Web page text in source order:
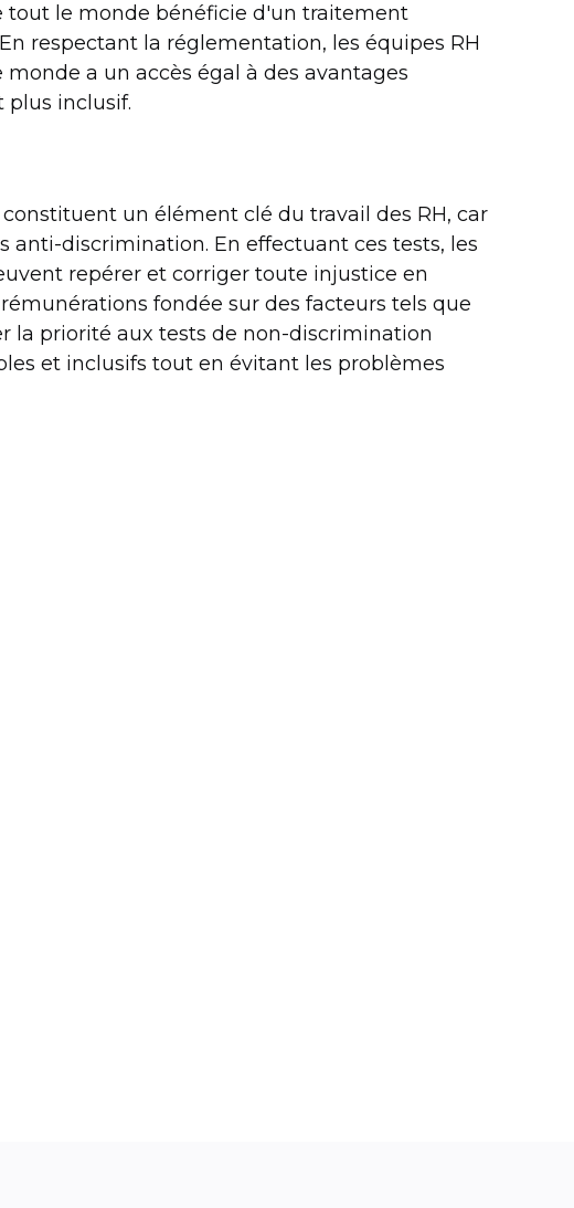
tout le monde bénéficie d'un traitement
respectant la réglementation, les équipes RH
a un accès égal à des avantages
plus inclusif.
un élément clé du travail des RH, car
anti-discrimination. En effectuant ces tests, les
repérer et corriger toute injustice en
fondée sur des facteurs tels que
la priorité aux tests de non-discrimination
et inclusifs tout en évitant les problèmes